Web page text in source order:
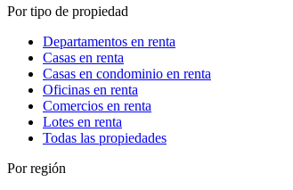
Por tipo de propiedad
Departamentos en renta
Casas en renta
Casas en condominio en renta
Oficinas en renta
Comercios en renta
Lotes en renta
Todas las propiedades
Por región